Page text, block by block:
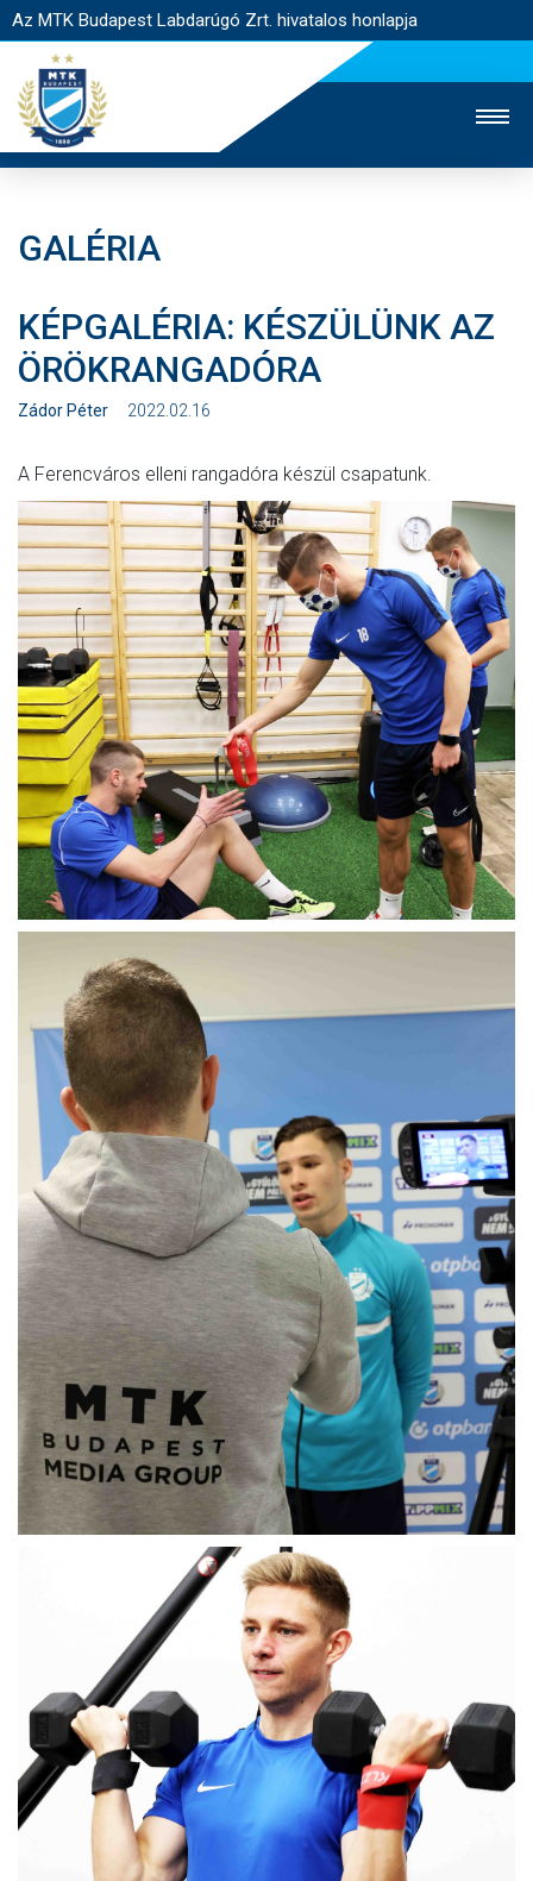
Az MTK Budapest Labdarúgó Zrt. hivatalos honlapja
JEGYÉRTÉKESÍTÉS
WEBSHOP
STADION
EGYESÜLET
KAPCSOLAT
HÍREK
CSAPATOK
MÉRKŐZÉSEK
KLUB
GALÉRIA
SZURKOLÓI ÉLMÉNYEK
AKKREDITÁCIÓ
GALÉRIA
KÉPGALÉRIA: KÉSZÜLÜNK AZ
ÖRÖKRANGADÓRA
Zádor Péter 2022.02.16
A Ferencváros elleni rangadóra készül csapatunk.